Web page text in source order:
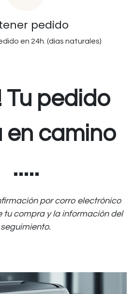
pedido
en 24h. (días naturales)
Tu pedido
en camino
.....
por corro electrónico
tu compra y la información del
seguimiento.